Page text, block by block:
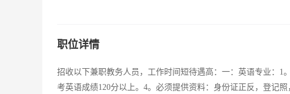
职位详情
招收以下兼职教务人员，工作时间短待遇高：一：英语专业：1
考英语成绩120分以上。4。必须提供资料：身份证正反，登记